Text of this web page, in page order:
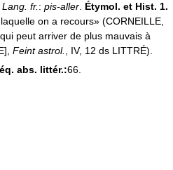
fr.: pis-aller. Étymol. et Hist. 1.
on a recours» (CORNEILLE,
peut arriver de plus mauvais à
Feint astrol., IV, 12 ds LITTRÉ).
abs. littér.:66.